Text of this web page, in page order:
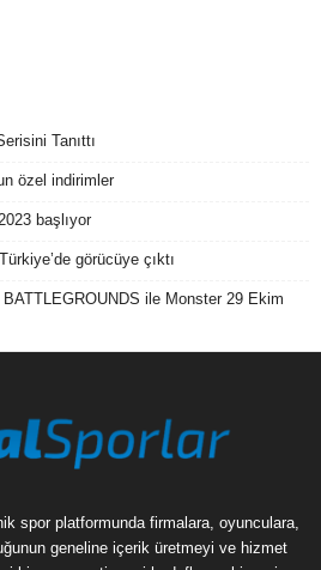
Tanıttı
özel indirimler
başlıyor
görücüye çıktı
ile Monster 29 Ekim
spor platformunda firmalara, oyunculara,
geneline içerik üretmeyi ve hizmet